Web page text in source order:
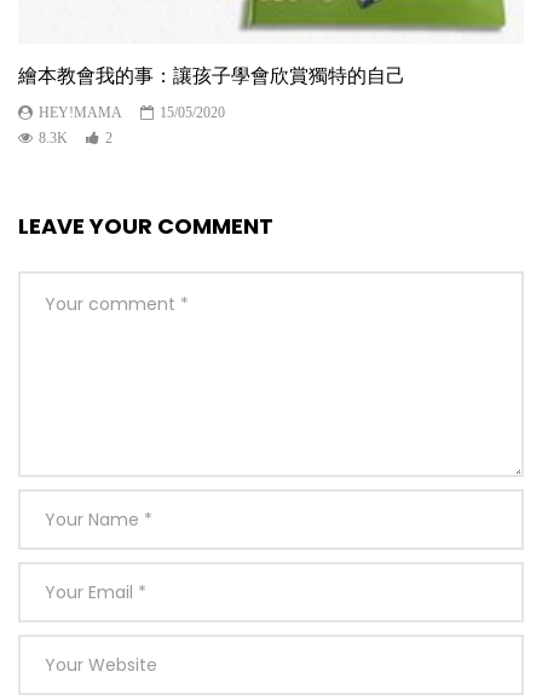
繪本教會我的事：讓孩子學會欣賞獨特的自己
HEY!MAMA
15/05/2020
8.3K
2
LEAVE YOUR COMMENT